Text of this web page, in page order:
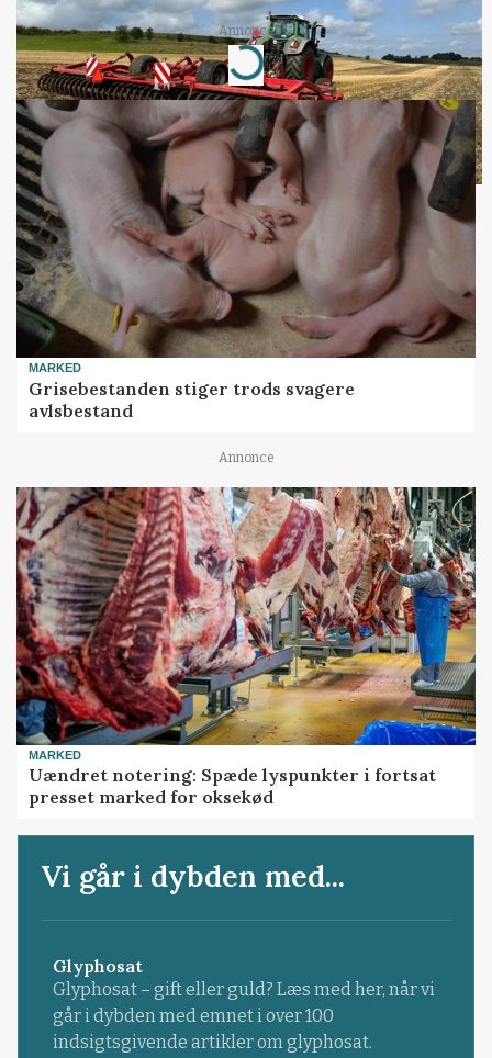
Annonce
Loading...
MARKED
Grisebestanden stiger trods svagere
avlsbestand
Annonce
MARKED
Uændret notering: Spæde lyspunkter i fortsat
presset marked for oksekød
Vi går i dybden med...
Glyphosat
Glyphosat – gift eller guld? Læs med her, når vi
går i dybden med emnet i over 100
indsigtsgivende artikler om glyphosat.